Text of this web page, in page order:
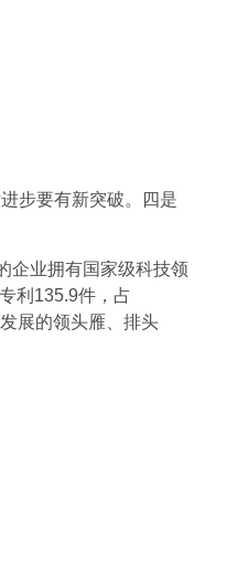
步要有新突破。四是
企业拥有国家级科技领
利135.9件，占
展的领头雁、排头